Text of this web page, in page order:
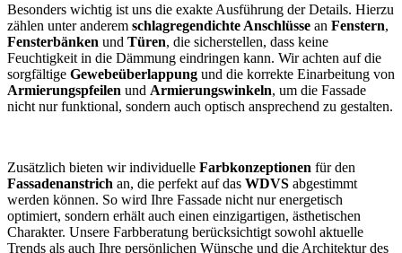
Besonders wichtig ist uns die exakte Ausführung der Details. Hierzu
zählen unter anderem schlagregendichte Anschlüsse an Fenstern,
Fensterbänken und Türen, die sicherstellen, dass keine
Feuchtigkeit in die Dämmung eindringen kann. Wir achten auf die
sorgfältige Gewebeüberlappung und die korrekte Einarbeitung von
Armierungspfeilen und Armierungswinkeln, um die Fassade
nicht nur funktional, sondern auch optisch ansprechend zu gestalten.
Zusätzlich bieten wir individuelle Farbkonzeptionen für den
Fassadenanstrich an, die perfekt auf das WDVS abgestimmt
werden können. So wird Ihre Fassade nicht nur energetisch
optimiert, sondern erhält auch einen einzigartigen, ästhetischen
Charakter. Unsere Farbberatung berücksichtigt sowohl aktuelle
Trends als auch Ihre persönlichen Wünsche und die Architektur des